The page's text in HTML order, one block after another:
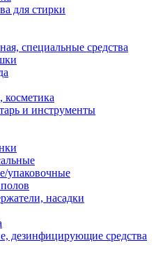
для стирки
специальные средства
косметика
и инструменты
упаковочные
насадки
дезинфицирующие средства